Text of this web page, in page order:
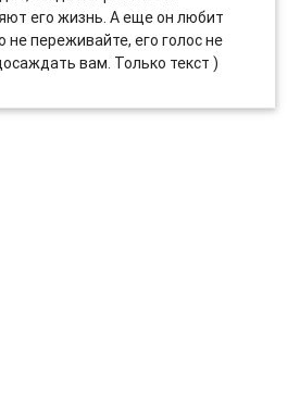
его жизнь. А еще он любит
не переживайте, его голос не
вам. Только текст )